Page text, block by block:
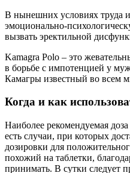
В нынешних условиях
эмоционально-
вызвать эректильной
Kamagra Polo – это
в борьбе с импотенцией у
Камагры известный во всем
Когда и как
Наиболее рекомендуемая
есть случаи, при которых
дозировки для
похожий на таблетки,
принимать. В сутки следует